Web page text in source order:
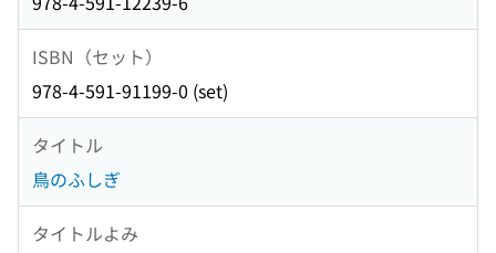
ISBN（セット）
978-4-591-91199-0 (set)
タイトル
鳥のふしぎ
タイトルよみ